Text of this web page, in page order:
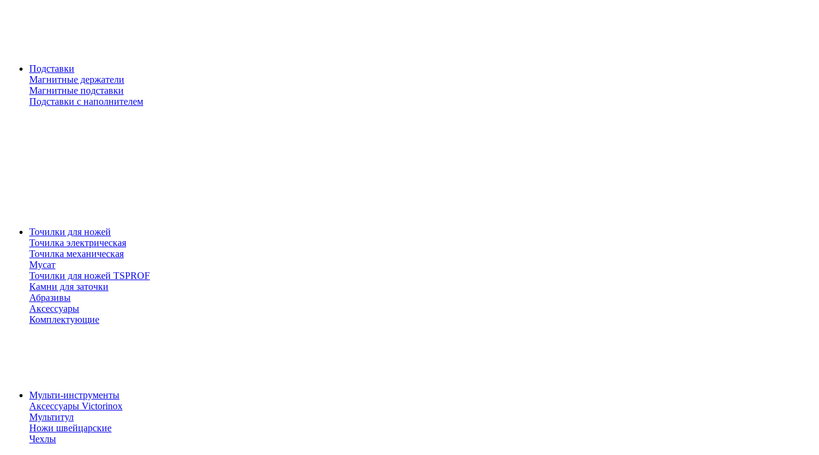
Подставки
Магнитные держатели
Магнитные подставки
Подставки с наполнителем
Точилки для ножей
Точилка электрическая
Точилка механическая
Мусат
Точилки для ножей TSPROF
Камни для заточки
Абразивы
Аксессуары
Комплектующие
Мульти-инструменты
Аксессуары Victorinox
Мультитул
Ножи швейцарские
Чехлы